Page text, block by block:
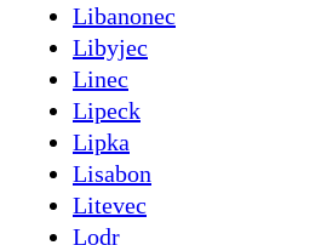
Libanonec
Libyjec
Linec
Lipeck
Lipka
Lisabon
Litevec
Lodr